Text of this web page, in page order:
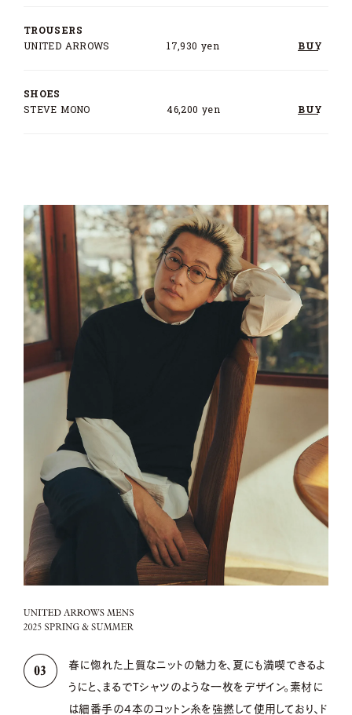
TROUSERS
UNITED ARROWS
17,930 yen BUY
SHOES
STEVE MONO
46,200 yen BUY
春に惚れた上質なニットの魅力を、夏にも満喫できるよ
うにと、まるでTシャツのような一枚をデザイン。素材に
は細番手の4本のコットン糸を強撚して使用しており、ド